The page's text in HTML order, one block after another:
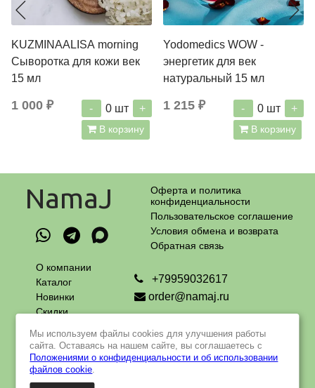
KUZMINAALISA morning
Сыворотка для кожи век
15 мл
1 000 ₽ - 0 шт +
В корзину
Yodomedics WOW -
энергетик для век
натуральный 15 мл
1 215 ₽ - 0 шт +
В корзину
NamaJ
Оферта и политика
конфиденциальности
Пользовательское соглашение
Условия обмена и возврата
Обратная связь
О компании
Каталог
Новинки
Скидки
и доставка
Контакты
+79959032617
order@namaj.ru
г. Москва, Чечерский проезд, 90
пн - пт с 9 до 18 ч
Мы используем файлы cookies для улучшения работы
сайта. Оставаясь на нашем сайте, вы соглашаетесь с
Положениями о конфиденциальности и об использовании
файлов cookie